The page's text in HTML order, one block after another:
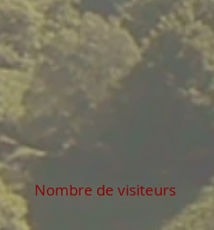
Nombre de visiteurs